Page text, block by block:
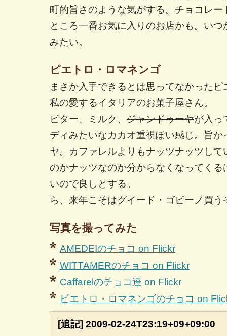
町的旨さのような気がする。チョコレ
ところ一番お気に入りのお店かも。い
みたい。
ピエトロ・ロマネンゴ
まさか入手できるとは思ってなかった
私の愛するイタリアのお菓子屋さん。
ビター、ミルク、 ジャンドゥーヤが入っ
ディみたいなカカオ重視ぽい感じ。旨
ヤ。カファレルよりもナッツナッツし
のかナッツなのか分からなくなってく
いので良しとする。
ら、来年こそはグイード・ゴビーノ買う
写真を撮ってみた
AMEDEIのチョコ on Flickr
WITTAMERのチョコ on Flickr
Caffarelのチョコ達 on Flickr
ピエトロ・ロマネンゴのチョコ on